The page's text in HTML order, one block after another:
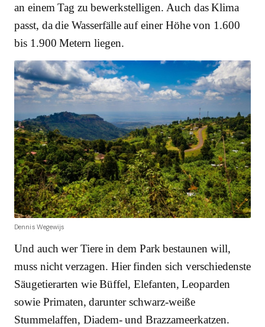
an einem Tag zu bewerkstelligen. Auch das Klima
passt, da die Wasserfälle auf einer Höhe von 1.600
bis 1.900 Metern liegen.
Dennis Wegewijs
Und auch wer Tiere in dem Park bestaunen will,
muss nicht verzagen. Hier finden sich verschiedenste
Säugetierarten wie Büffel, Elefanten, Leoparden
sowie Primaten, darunter schwarz-weiße
Stummelaffen, Diadem- und Brazzameerkatzen.